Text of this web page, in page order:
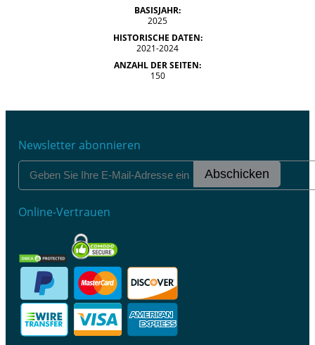
BASISJAHR:
2025
HISTORISCHE DATEN:
2021-2024
ANZAHL DER SEITEN:
150
Newsletter abonnieren
Abschicken
Online-Vertrauen